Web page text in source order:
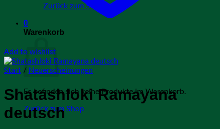
Zurück zum Shop
0
Warenkorb
Es befinden sich keine Produkte im Warenkorb.
Zurück zum Shop
Add to wishlist
Start / Neuerscheinungen
Shatashloki Ramayana
deutsch